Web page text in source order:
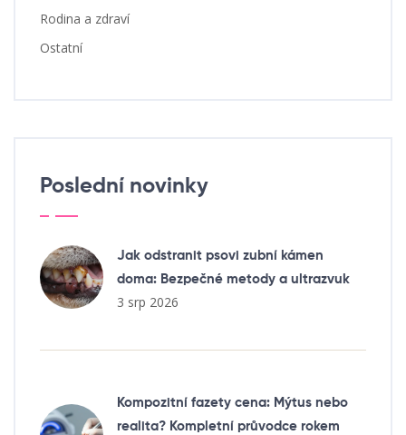
Rodina a zdraví
Ostatní
Poslední novinky
Jak odstranit psovi zubní kámen
doma: Bezpečné metody a ultrazvuk
3 srp 2026
Kompozitní fazety cena: Mýtus nebo
realita? Kompletní průvodce rokem